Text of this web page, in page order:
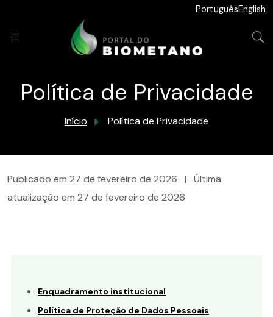
PortuguêsEnglish
Política de Privacidade
Início Política de Privacidade
Publicado em 27 de fevereiro de 2026 |
Última
atualização em 27 de fevereiro de 2026
Enquadramento institucional
Política de Proteção de Dados Pessoais